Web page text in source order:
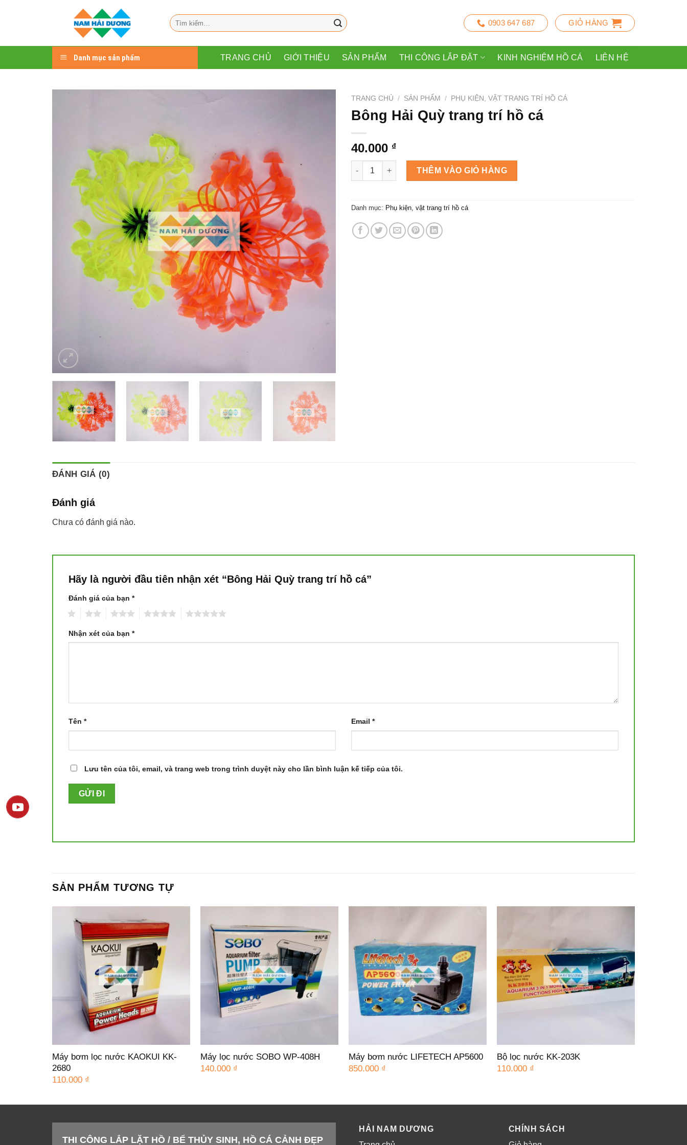
dung
Tìm
kiếm:
0903 647 687 GIỎ HÀNG
Danh mục sản phẩm TRANG CHỦ GIỚI THIỆU SẢN PHẨM THI CÔNG LẮP ĐẶT KINH NGHIỆM HỒ CÁ LIÊN HỆ
TRANG CHỦ / SẢN PHẨM / PHỤ KIỆN, VẬT TRANG TRÍ HỒ CÁ
Bông Hải Quỳ trang trí hồ cá
40.000 ₫
Bông Hải Quỳ trang trí hồ cá số lượng
THÊM VÀO GIỎ HÀNG
Danh mục: Phụ kiện, vật trang trí hồ cá
ĐÁNH GIÁ (0)
Đánh giá
Chưa có đánh giá nào.
Hãy là người đầu tiên nhận xét “Bông Hải Quỳ trang trí hồ cá”
Đánh giá của bạn *
Nhận xét của bạn *
Tên * Email *
Lưu tên của tôi, email, và trang web trong trình duyệt này cho lần bình luận kế tiếp của tôi.
SẢN PHẨM TƯƠNG TỰ
Máy bơm lọc nước KAOKUI KK-
2680
110.000 ₫
Máy lọc nước SOBO WP-408H
140.000 ₫
Máy bơm nước LIFETECH AP5600
850.000 ₫
Bộ lọc nước KK-203K
110.000 ₫
THI CÔNG LẮP LẶT HỒ / BỂ THỦY SINH, HỒ CÁ CẢNH ĐẸP
HẢI NAM DƯƠNG
CHÍNH SÁCH